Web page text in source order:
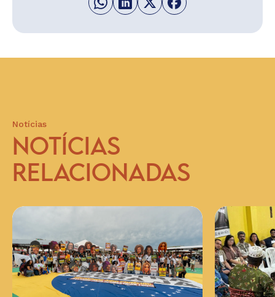
Notícias
NOTÍCIAS
RELACIONADAS